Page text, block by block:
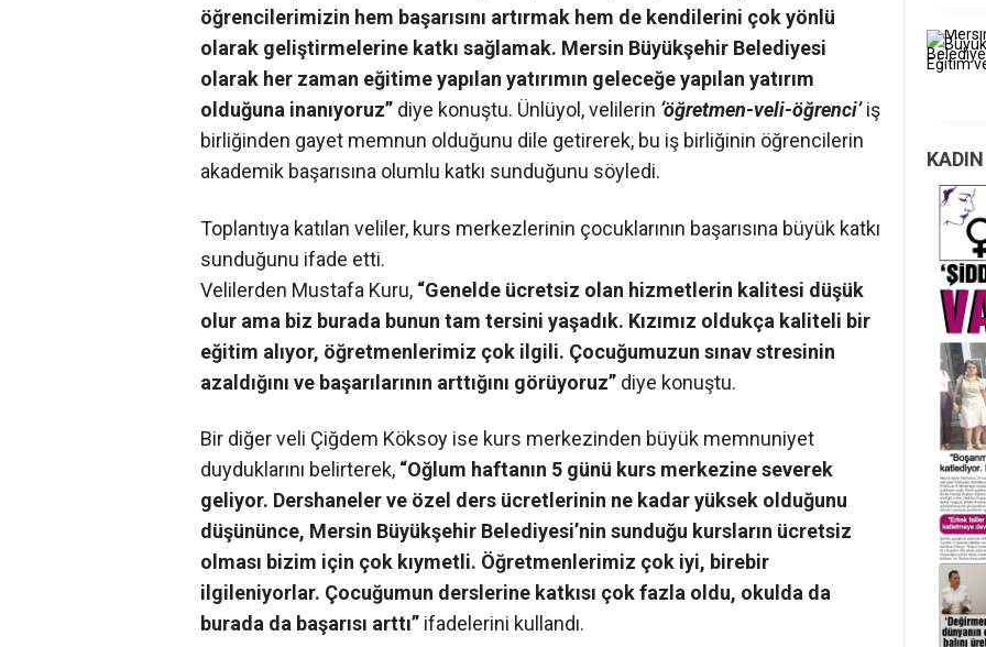
öğrencilerimizin hem başarısını artırmak hem de kendilerini çok yönlü
olarak geliştirmelerine katkı sağlamak. Mersin Büyükşehir Belediyesi
olarak her zaman eğitime yapılan yatırımın geleceğe yapılan yatırım
olduğuna inanıyoruz” diye konuştu. Ünlüyol, velilerin ‘öğretmen-veli-öğrenci’iş
birliğinden gayet memnun olduğunu dile getirerek, bu iş birliğinin öğrencilerin
akademik başarısına olumlu katkı sunduğunu söyledi.
Toplantıya katılan veliler, kurs merkezlerinin çocuklarının başarısına büyük katkı
sunduğunu ifade etti.
Velilerden Mustafa Kuru, “Genelde ücretsiz olan hizmetlerin kalitesi düşük
olur ama biz burada bunun tam tersini yaşadık. Kızımız oldukça kaliteli bir
eğitim alıyor, öğretmenlerimiz çok ilgili. Çocuğumuzun sınav stresinin
azaldığını ve başarılarının arttığını görüyoruz” diye konuştu.
Bir diğer veli Çiğdem Köksoy ise kurs merkezinden büyük memnuniyet
duyduklarını belirterek, “Oğlum haftanın 5 günü kurs merkezine severek
geliyor. Dershaneler ve özel ders ücretlerinin ne kadar yüksek olduğunu
düşününce, Mersin Büyükşehir Belediyesi’nin sunduğu kursların ücretsiz
olması bizim için çok kıymetli. Öğretmenlerimiz çok iyi, birebir
ilgileniyorlar. Çocuğumun derslerine katkısı çok fazla oldu, okulda da
burada da başarısı arttı” ifadelerini kullandı.
KADIN